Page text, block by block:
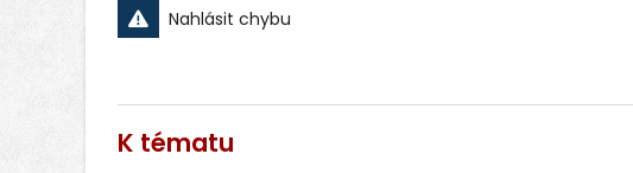
Nahlásit chybu
K tématu